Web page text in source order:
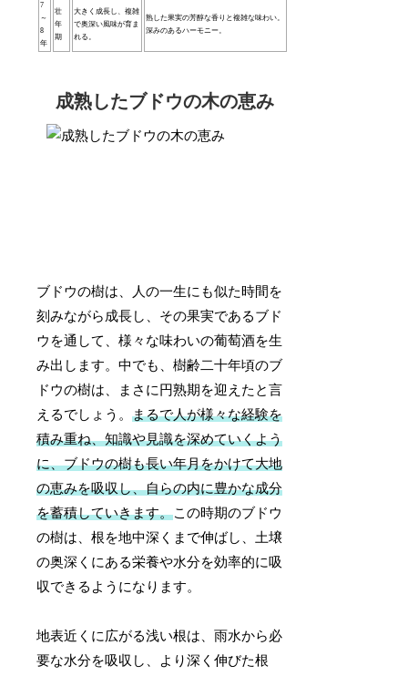
7
～
8
年
壮
年
期
大きく成長し、複雑
で奥深い風味が育ま
れる。
熟した果実の芳醇な香りと複雑な味わい。
深みのあるハーモニー。
成熟したブドウの木の恵み
ブドウの樹は、人の一生にも似た時間を
刻みながら成長し、その果実であるブド
ウを通して、様々な味わいの葡萄酒を生
み出します。中でも、樹齢二十年頃のブ
ドウの樹は、まさに円熟期を迎えたと言
えるでしょう。まるで人が様々な経験を
積み重ね、知識や見識を深めていくよう
に、ブドウの樹も長い年月をかけて大地
の恵みを吸収し、自らの内に豊かな成分
を蓄積していきます。この時期のブドウ
の樹は、根を地中深くまで伸ばし、土壌
の奥深くにある栄養や水分を効率的に吸
収できるようになります。
地表近くに広がる浅い根は、雨水から必
要な水分を吸収し、より深く伸びた根